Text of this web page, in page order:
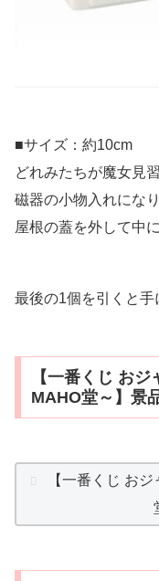
■サイズ：約10cm
どれみたちが魔女見
磁器の小物入れにな
屋根の蓋を外して中
最後の1個を引くと手
【一番くじ お
MAHO堂～】景
【一番くじ お